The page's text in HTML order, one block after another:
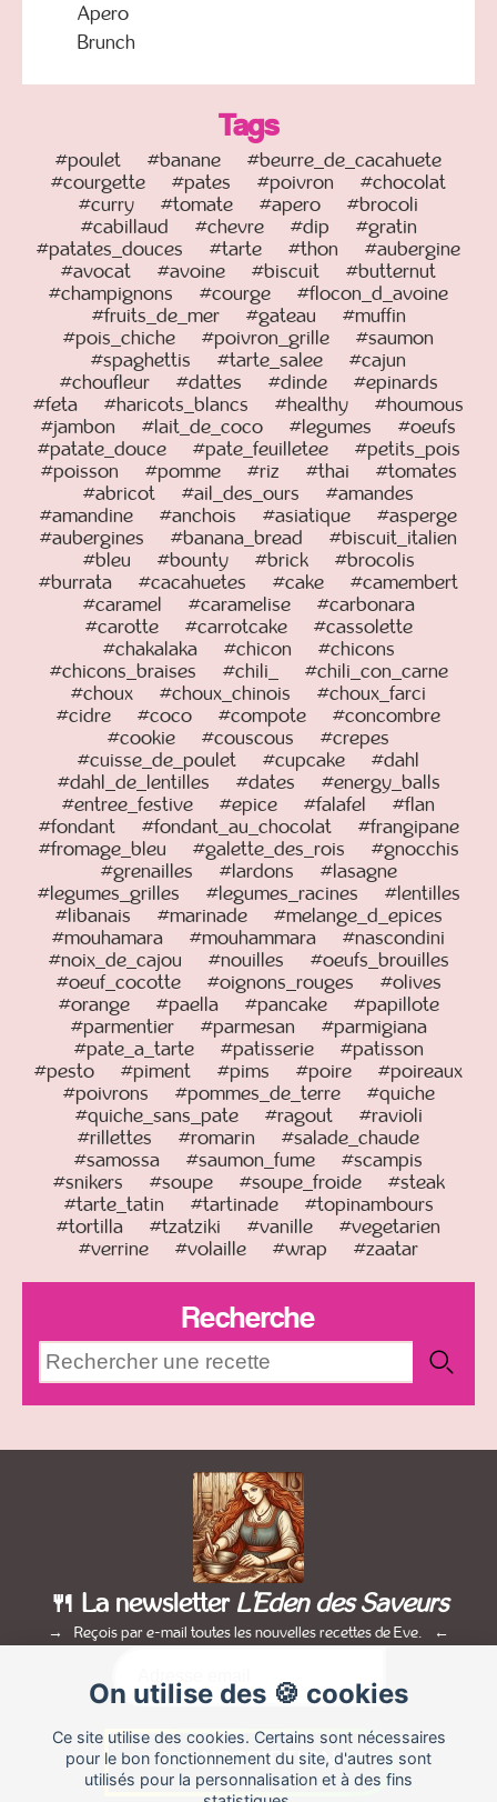
Apero
Brunch
Tags
#poulet #banane
#beurre_de_cacahuete
#courgette
#pates #poivron
#chocolat
#curry
#tomate #apero
#brocoli
#cabillaud
#chevre #dip
#gratin
#patates_douces
#tarte #thon
#aubergine
#avocat
#avoine #biscuit
#butternut
#champignons
#courge
#flocon_d_avoine
#fruits_de_mer
#gateau
#muffin
#pois_chiche
#poivron_grille
#saumon
#spaghettis
#tarte_salee
#cajun
#choufleur
#dattes #dinde
#epinards
#feta
#haricots_blancs #healthy
#houmous
#jambon
#lait_de_coco #legumes
#oeufs
#patate_douce
#pate_feuilletee
#petits_pois
#poisson
#pomme #riz #thai
#tomates
#abricot
#ail_des_ours
#amandes
#amandine
#anchois #asiatique
#asperge
#aubergines
#banana_bread
#biscuit_italien
#bleu
#bounty #brick
#brocolis
#burrata
#cacahuetes #cake
#camembert
#caramel
#caramelise
#carbonara
#carotte
#carrotcake
#cassolette
#chakalaka
#chicon
#chicons
#chicons_braises
#chili_
#chili_con_carne
#choux
#choux_chinois
#choux_farci
#cidre
#coco #compote
#concombre
#cookie
#couscous
#crepes
#cuisse_de_poulet
#cupcake
#dahl
#dahl_de_lentilles
#dates
#energy_balls
#entree_festive
#epice #falafel
#flan
#fondant
#fondant_au_chocolat
#frangipane
#fromage_bleu
#galette_des_rois
#gnocchis
#grenailles
#lardons
#lasagne
#legumes_grilles
#legumes_racines
#lentilles
#libanais
#marinade
#melange_d_epices
#mouhamara
#mouhammara
#nascondini
#noix_de_cajou
#nouilles
#oeufs_brouilles
#oeuf_cocotte
#oignons_rouges
#olives
#orange
#paella #pancake
#papillote
#parmentier
#parmesan
#parmigiana
#pate_a_tarte
#patisserie
#patisson
#pesto
#piment #pims #poire
#poireaux
#poivrons
#pommes_de_terre
#quiche
#quiche_sans_pate
#ragout
#ravioli
#rillettes
#romarin
#salade_chaude
#samossa
#saumon_fume
#scampis
#snikers
#soupe #soupe_froide
#steak
#tarte_tatin
#tartinade
#topinambours
#tortilla
#tzatziki #vanille
#vegetarien
#verrine
#volaille #wrap #zaatar
Recherche
On utilise des 🍪 cookies
Ce site utilise des cookies. Certains sont nécessaires
pour le bon fonctionnement du site, d'autres sont
utilisés pour la personnalisation et à des fins
🍴 La newsletter L'Eden des Saveurs
Reçois par e-mail toutes les nouvelles recettes de Eve.